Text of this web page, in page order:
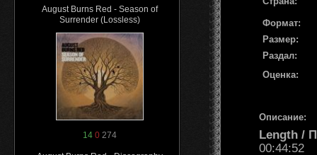
August Burns Red - Season of
Surrender (Lossless)
14 0 274
Формат:
Размер:
Раздал:
Оценка:
Описание:
Length /
00:44:52